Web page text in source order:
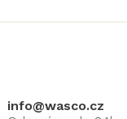
info@wasco.cz